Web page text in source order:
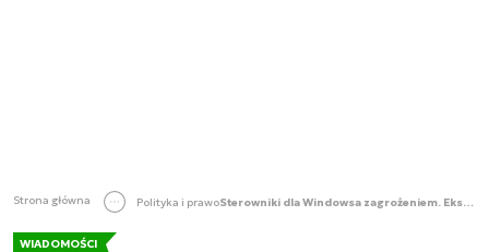
Strona główna Polityka i prawo Sterowniki dla Windowsa zagrożeniem. Eksperci wykryli poważne luki
WIADOMOŚCI